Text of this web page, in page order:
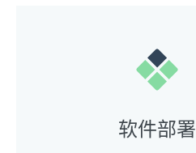
软件部署